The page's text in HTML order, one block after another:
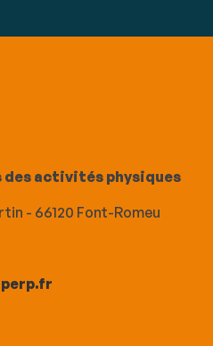
activités physiques
- 66120 Font-Romeu